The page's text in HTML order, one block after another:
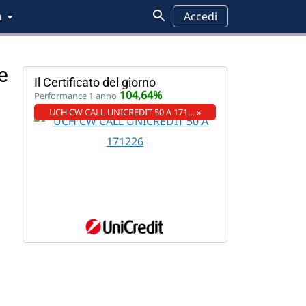
Accedi
Il Certificato del giorno
Performance 1 anno 104,64%
UCH CW CALL UNICREDIT 50 A 171… »